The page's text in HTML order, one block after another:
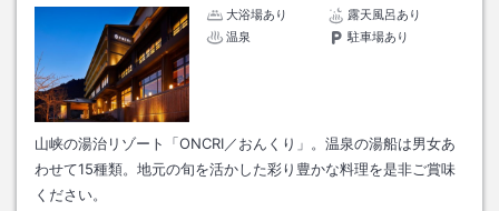
大浴場あり
露天風呂あり
温泉
駐車場あり
山峡の湯治リゾート「ONCRI／おんくり」。温泉の湯船は男女あ
わせて15種類。地元の旬を活かした彩り豊かな料理を是非ご賞味
ください。